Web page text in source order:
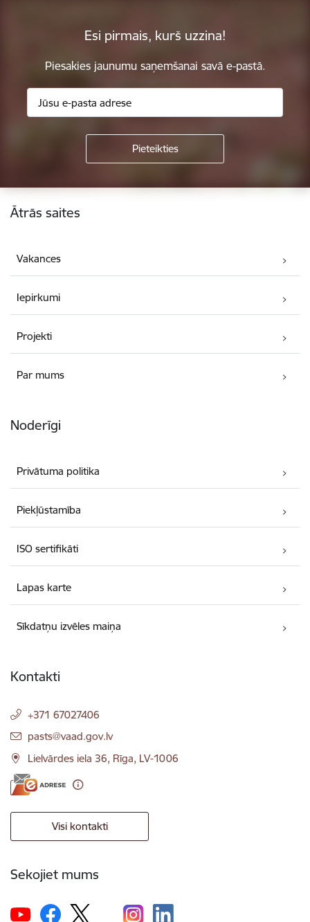
Esi pirmais, kurš uzzina!
Piesakies jaunumu saņemšanai savā e-pastā.
Kājene
Ātrās saites
Vakances
Iepirkumi
Projekti
Par mums
Noderīgi
Privātuma politika
Piekļūstamība
ISO sertifikāti
Lapas karte
Sīkdatņu izvēles maiņa
Kontakti
+371 67027406
E-pasts:
pasts@vaad.gov.lv
Lielvārdes iela 36, Rīga, LV-1006
Visi kontakti
Sekojiet mums